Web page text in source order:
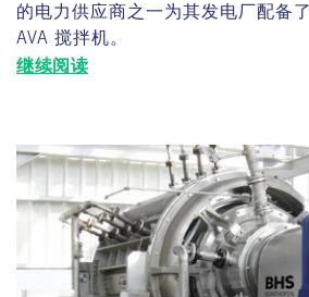
的电力供应商之一为其发电厂配备
AVA 搅拌机。
继续阅读